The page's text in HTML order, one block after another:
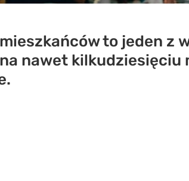
to jeden z
nawet